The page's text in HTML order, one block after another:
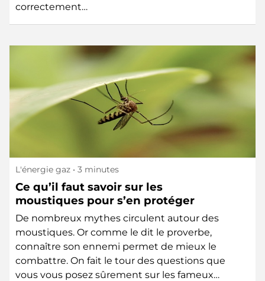
correctement…
L'énergie gaz • 3 minutes
Ce qu’il faut savoir sur les
moustiques pour s’en protéger
De nombreux mythes circulent autour des
moustiques. Or comme le dit le proverbe,
connaître son ennemi permet de mieux le
combattre. On fait le tour des questions que
vous vous posez sûrement sur les fameux…